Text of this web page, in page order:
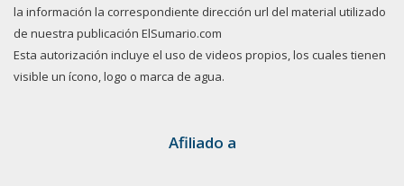
la información la correspondiente dirección url del material utilizado
de nuestra publicación ElSumario.com
Esta autorización incluye el uso de videos propios, los cuales tienen
visible un ícono, logo o marca de agua.
Afiliado a